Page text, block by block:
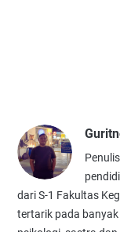
dari S-1 Fakultas
tertarik pada banyak